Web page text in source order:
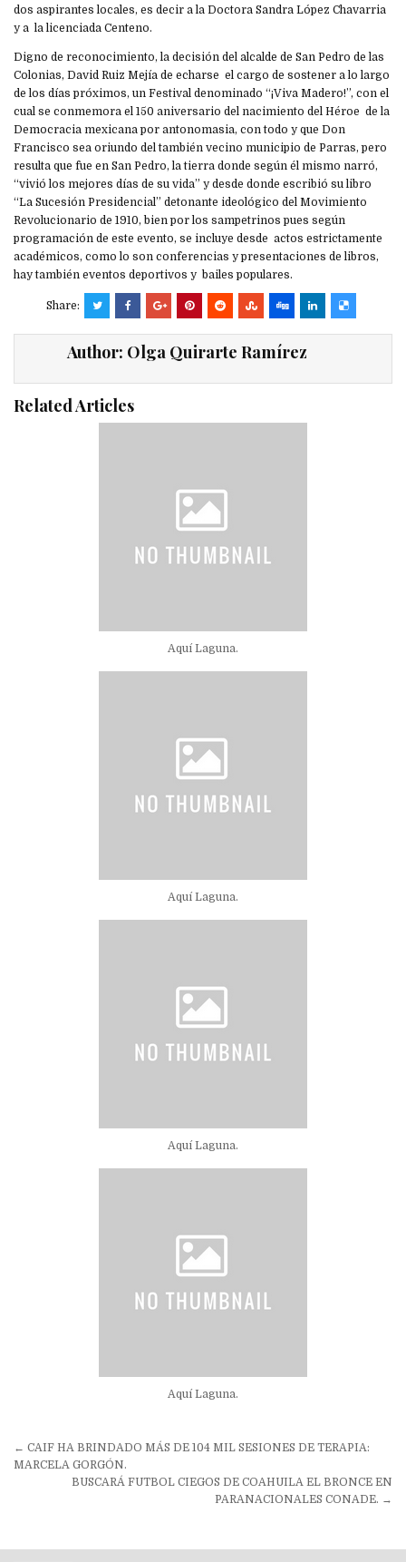
dos aspirantes locales, es decir a la Doctora Sandra López Chavarria
y a la licenciada Centeno.
Digno de reconocimiento, la decisión del alcalde de San Pedro de las
Colonias, David Ruiz Mejía de echarse el cargo de sostener a lo largo
de los días próximos, un Festival denominado “¡Viva Madero!”, con el
cual se conmemora el 150 aniversario del nacimiento del Héroe de la
Democracia mexicana por antonomasia, con todo y que Don
Francisco sea oriundo del también vecino municipio de Parras, pero
resulta que fue en San Pedro, la tierra donde según él mismo narró,
“vivió los mejores días de su vida” y desde donde escribió su libro
“La Sucesión Presidencial” detonante ideológico del Movimiento
Revolucionario de 1910, bien por los sampetrinos pues según
programación de este evento, se incluye desde actos estrictamente
académicos, como lo son conferencias y presentaciones de libros,
hay también eventos deportivos y bailes populares.
Share:
Author: Olga Quirarte Ramírez
Related Articles
Aquí Laguna.
Aquí Laguna.
Aquí Laguna.
Aquí Laguna.
Navegación
de
entradas
← CAIF HA BRINDADO MÁS DE 104 MIL SESIONES DE TERAPIA:
MARCELA GORGÓN.
BUSCARÁ FUTBOL CIEGOS DE COAHUILA EL BRONCE EN
PARANACIONALES CONADE. →